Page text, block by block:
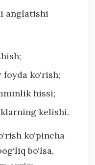
anglatishi
ko‘rish;
hissi;
kelishi.
ko‘pincha
bo‘lsa,